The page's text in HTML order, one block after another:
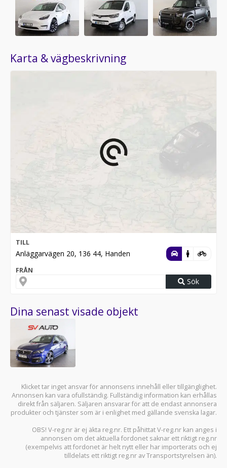
Karta & vägbeskrivning
TILL
Anläggarvägen 20, 136 44, Handen
FRÅN
Sök
Dina senast visade objekt
Klicket tar inget ansvar för annonsens innehåll eller tillgänglighet.
Annonsen kan vara ofullständig. Fullständig information kan erhållas
direkt från säljaren. Säljaren ansvarar för att de endast annonsera
produkter och tjänster som är i enlighet med gällande svenska lagar.
OBS! V-reg.nr är ej äkta reg.nr. Ett påhittat V-reg.nr kan anges i
annonsen om det aktuella fordonet saknar ett riktigt reg.nr
(exempelvis att fordonet är helt nytt eller har importerats och ej
tilldelats ett riktigt reg.nr av Transportstyrelsen än).